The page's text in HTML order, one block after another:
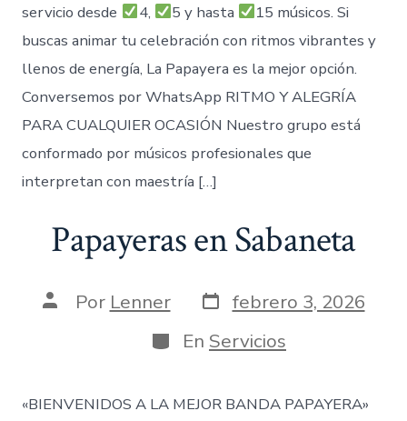
servicio desde
4, 5 y hasta
15 músicos. Si
buscas animar tu celebración con ritmos vibrantes y
llenos de energía, La Papayera es la mejor opción.
Conversemos por WhatsApp RITMO Y ALEGRÍA
PARA CUALQUIER OCASIÓN Nuestro grupo está
conformado por músicos profesionales que
interpretan con maestría […]
Papayeras en Sabaneta
AutorPor Lenner Fecha
de
publicación
febrero 3, 2026
Categorías
En Servicios
«BIENVENIDOS A LA MEJOR BANDA PAPAYERA»